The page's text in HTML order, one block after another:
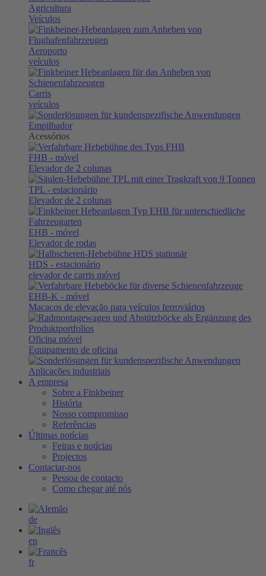
Agricultura
Veículos
Aeroporto
veículos
Carris
veículos
Empilhador
Acessórios
FHB - móvel
Elevador de 2 colunas
TPL - estacionário
Elevador de 2 colunas
EHB - móvel
Elevador de rodas
HDS - estacionário
elevador de carris móvel
EHB-K - móvel
Macacos de elevação para veículos ferroviários
Oficina móvel
Equipamento de oficina
Aplicações industriais
A empresa
Sobre a Finkbeiner
História
Nosso compromisso
Referências
Últimas notícias
Feiras e notícias
Projectos
Contactar-nos
Pessoa de contacto
Como chegar até nós
de
en
fr